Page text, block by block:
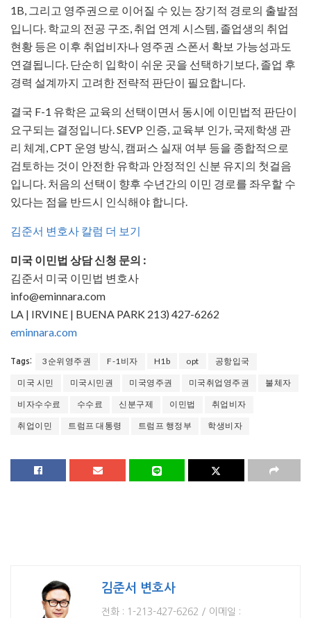
1B, 그리고 영주권으로 이어질 수 있는 장기적 경로의 출발점
입니다. 학교의 전공 구조, 취업 연계 시스템, 졸업생의 취업
현황 등은 이후 취업비자나 영주권 스폰서 확보 가능성과도
연결됩니다. 단순히 입학이 쉬운 곳을 선택하기보다, 졸업 후
경력 설계까지 고려한 전략적 판단이 필요합니다.
결국 F-1 유학은 교육의 선택이면서 동시에 이민법적 판단이
요구되는 결정입니다. SEVP 인증, 교육부 인가, 국제학생 관
리 체계, CPT 운영 방식, 캠퍼스 실재 여부 등을 종합적으로
검토하는 것이 안전한 유학과 안정적인 신분 유지의 첫걸음
입니다. 처음의 선택이 향후 수년간의 이민 경로를 좌우할 수
있다는 점을 반드시 인식해야 합니다.
김준서 변호사 칼럼 더 보기
미국 이민법 상담 신청 문의 :
김준서 미국 이민법 변호사
info@eminnara.com
LA | IRVINE | BUENA PARK 213) 427-6262
eminnara.com
Tags: 3순위영주권 F-1비자 H1b opt 공항입국
미국 시민 미국시민권 미국영주권 미국취업영주권 불체자
비자수수료 수수료 신분구제 이민법 취업비자
취업이민 트럼프 대통령 트럼프 행정부 학생비자
김준서 변호사
전화 : 1-213-427-6262 / 이메일 :